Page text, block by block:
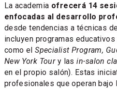
La academia ofrecerá 14
enfocadas al desarrollo
desde tendencias a técnicas
incluyen programas
como elSpecialist Program,
New York Toury lasin-salon
en el propio salón). Estas
profesionales que operan bajo